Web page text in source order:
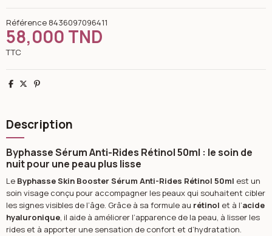
Référence 8436097096411
58,000 TND
TTC
Partager
TweetPinterest
Description
Byphasse Sérum Anti-Rides Rétinol 50ml : le soin de
nuit pour une peau plus lisse
Le Byphasse Skin Booster Sérum Anti-Rides Rétinol 50ml est un
soin visage conçu pour accompagner les peaux qui souhaitent cibler
les signes visibles de l’âge. Grâce à sa formule au rétinol et à l’acide
hyaluronique, il aide à améliorer l’apparence de la peau, à lisser les
rides et à apporter une sensation de confort et d’hydratation.